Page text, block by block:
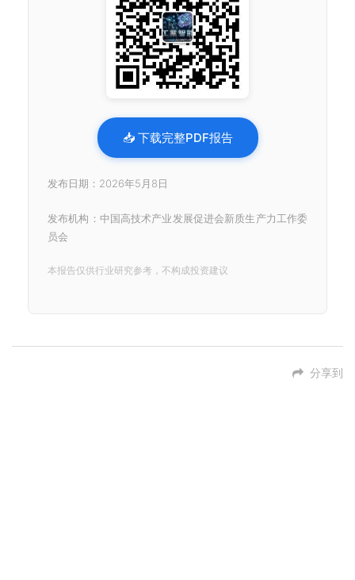
📥 下载完整PDF报告
发布日期：2026年5月8日
发布机构：中国高技术产业发展促进会新质生产力工作委
员会
本报告仅供行业研究参考，不构成投资建议
分享到